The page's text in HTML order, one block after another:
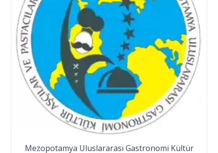
Mezopotamya Uluslararası Gastronomi Kültür